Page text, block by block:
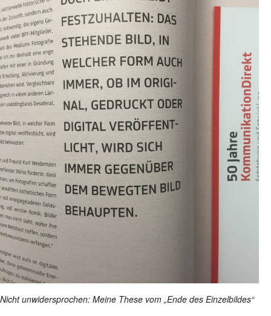
Nicht unwidersprochen: Meine These vom „Ende des Einzelbildes“